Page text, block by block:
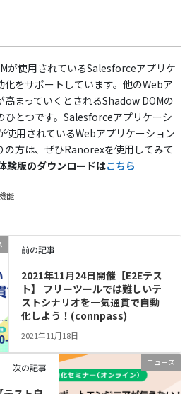
が使用されているSalesforceアプリケ
をサポートしています。他のWebア
まっていくとされるShadow DOMの
とつです。Salesforceアプリケーシ
使用されているWebアプリケーション
の方は、ぜひRanorexを使用してみて
験版のダウンロードはこちら
能
前の記事
2021年11月24日開催【E2Eテス
ト】 フリーツールでは難しいテ
ストシナリオを一気通貫で自動
化しよう！(connpass)
2021年11月18日
ニュース
次の記事